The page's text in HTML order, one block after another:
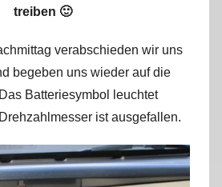
treiben 🙂
verabschieden wir uns
begeben uns wieder auf die
Batteriesymbol leuchtet
ist ausgefallen.